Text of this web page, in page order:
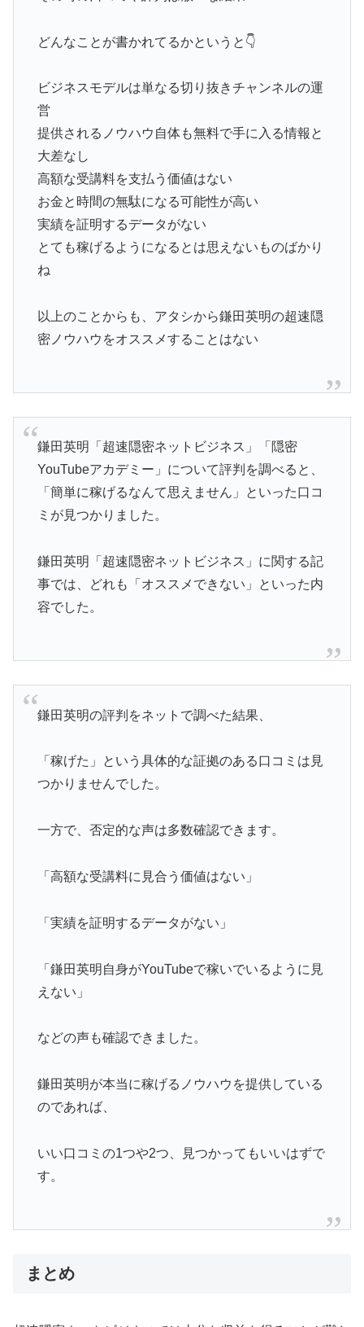
どんなことが書かれてるかというと👇
ビジネスモデルは単なる切り抜きチャンネルの運
営
提供されるノウハウ自体も無料で手に入る情報と
大差なし
高額な受講料を支払う価値はない
お金と時間の無駄になる可能性が高い
実績を証明するデータがない
とても稼げるようになるとは思えないものばかり
ね
以上のことからも、アタシから鎌田英明の超速隠
密ノウハウをオススメすることはない
鎌田英明「超速隠密ネットビジネス」「隠密
YouTubeアカデミー」について評判を調べると、
「簡単に稼げるなんて思えません」といった口コ
ミが見つかりました。
鎌田英明「超速隠密ネットビジネス」に関する記
事では、どれも「オススメできない」といった内
容でした。
鎌田英明の評判をネットで調べた結果、
「稼げた」という具体的な証拠のある口コミは見
つかりませんでした。
一方で、否定的な声は多数確認できます。
「高額な受講料に見合う価値はない」
「実績を証明するデータがない」
「鎌田英明自身がYouTubeで稼いでいるように見
えない」
などの声も確認できました。
鎌田英明が本当に稼げるノウハウを提供している
のであれば、
いい口コミの1つや2つ、見つかってもいいはずで
す。
まとめ